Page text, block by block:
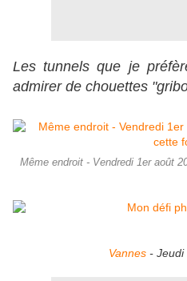
Les tunnels que je
admirer de chouettes
Même endroit - Vendredi 1er août
Vannes- Jeudi